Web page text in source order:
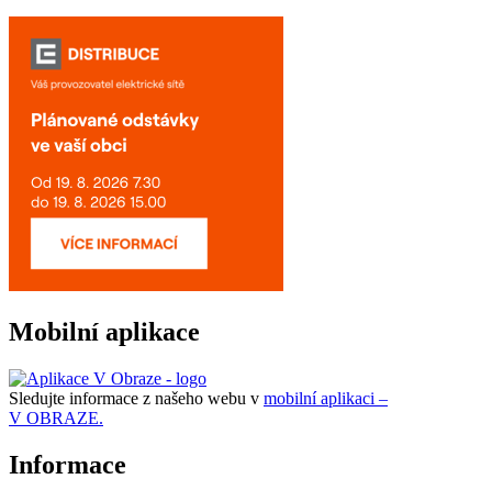
Mobilní aplikace
Sledujte informace z našeho webu v mobilní aplikaci –
V OBRAZE.
Informace